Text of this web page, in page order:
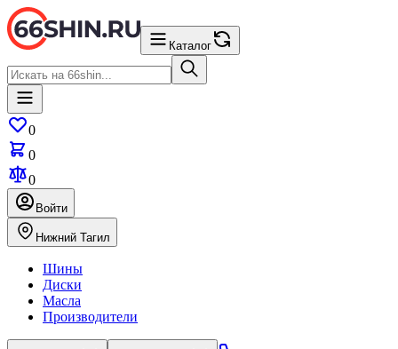
Каталог
0
0
0
Войти
Нижний Тагил
Шины
Диски
Масла
Производители